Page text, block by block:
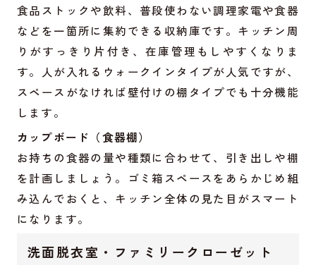
食品ストックや飲料、普段使わない調理家電や食器
などを一箇所に集約できる収納庫です。キッチン周
りがすっきり片付き、在庫管理もしやすくなりま
す。人が入れるウォークインタイプが人気ですが、
スペースがなければ壁付けの棚タイプでも十分機能
します。
カップボード（食器棚）
お持ちの食器の量や種類に合わせて、引き出しや棚
を計画しましょう。ゴミ箱スペースをあらかじめ組
み込んでおくと、キッチン全体の見た目がスマート
になります。
洗面脱衣室・ファミリークローゼット